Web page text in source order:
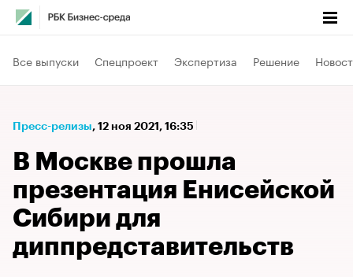
Все выпуски Спецпроект Экспертиза Решение
Пресс-релизы⁠, 12 ноя 2021, 16:35
В Москве прошла
презентация Енисейской
Сибири для
диппредставительств